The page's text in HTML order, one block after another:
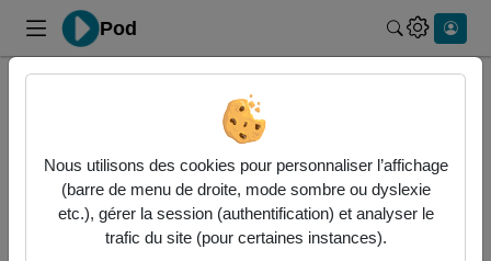
Pod
2 vidéos trouvées
Audio Vidéo Statistiques de vues
Direction de tri
Nous utilisons des cookies pour personnaliser l’affichage
(barre de menu de droite, mode sombre ou dyslexie
etc.), gérer la session (authentification) et analyser le
trafic du site (pour certaines instances).